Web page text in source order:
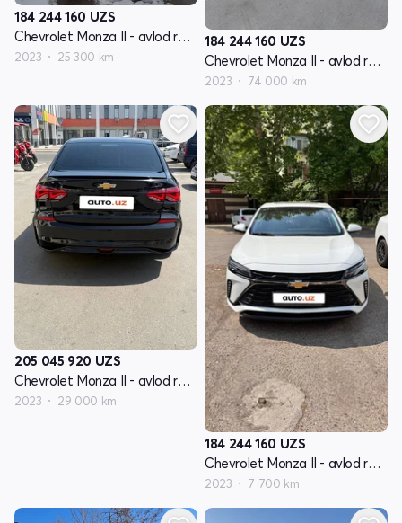
184 244 160 UZS
Chevrolet Monza II - avlod restyling
2023 25 300 km
184 244 160 UZS
Chevrolet Monza II - avlod restyling
2023 74 000 km
205 045 920 UZS
Chevrolet Monza II - avlod restyling
2023 29 000 km
184 244 160 UZS
Chevrolet Monza II - avlod restyling
2023 7 700 km